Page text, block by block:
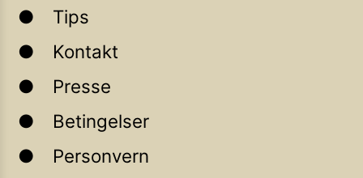
Tips
Kontakt
Presse
Betingelser
Personvern